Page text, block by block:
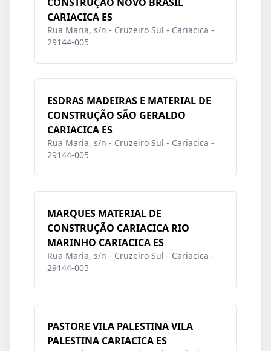
CARIACICA ES
Rua Maria, s/n - Cruzeiro Sul - Cariacica -
29144-005
ESDRAS MADEIRAS E MATERIAL DE
CONSTRUÇÃO SÃO GERALDO
CARIACICA ES
Rua Maria, s/n - Cruzeiro Sul - Cariacica -
29144-005
MARQUES MATERIAL DE
CONSTRUÇÃO CARIACICA RIO
MARINHO CARIACICA ES
Rua Maria, s/n - Cruzeiro Sul - Cariacica -
29144-005
PASTORE VILA PALESTINA VILA
PALESTINA CARIACICA ES